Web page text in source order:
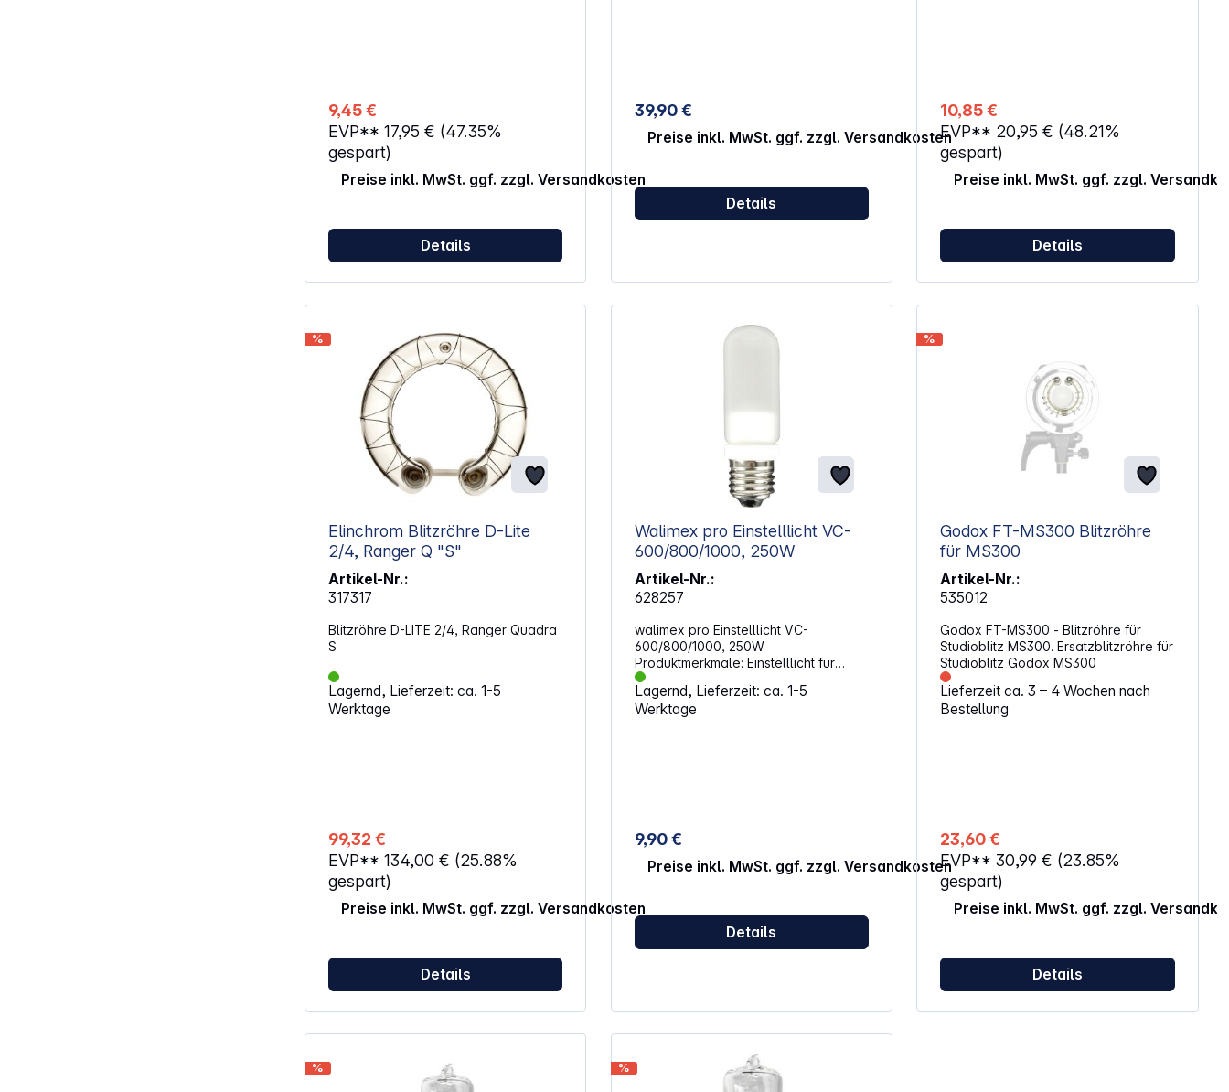
9,45 €
EVP** 17,95 € (47.35%
gespart)
Preise inkl. MwSt. ggf. zzgl. Versandkosten
Details
39,90 €
Preise inkl. MwSt. ggf. zzgl. Versandkosten
Details
Videoanwendungen und
professionelle Fotografie
Lichtlösungen, die durch ein robustes
stabiles Lampendesign,
hervorragende Farbwiedergabe und
Sicherheit aufweisen.
10,85 €
EVP** 20,95 € (48.21%
gespart)
Preise inkl. MwSt. ggf. zzgl.
Details
%
Elinchrom Blitzröhre D-Lite
2/4, Ranger Q "S"
Artikel-Nr.:
317317
Blitzröhre D-LITE 2/4, Ranger Quadra
S
Lagernd, Lieferzeit: ca. 1-5
Werktage
99,32 €
EVP** 134,00 € (25.88%
gespart)
Preise inkl. MwSt. ggf. zzgl. Versandkosten
Details
Walimex pro Einstelllicht VC-
600/800/1000, 250W
Artikel-Nr.:
628257
walimex pro Einstelllicht VC-
600/800/1000, 250W
Produktmerkmale: Einstelllicht für
walimex pro VC-600, VC-800, VC-
1000 und VC-600 PLUS
Leistungsaufnahme: 250W
Lagernd, Lieferzeit: ca. 1-5
Werktage
9,90 €
Preise inkl. MwSt. ggf. zzgl. Versandkosten
Details
%
Godox FT-MS300 Blitzröhre
für MS300
Artikel-Nr.:
535012
Godox FT-MS300 - Blitzröhre für
Studioblitz MS300. Ersatzblitzröhre für
Studioblitz Godox MS300
Lieferzeit ca. 3 – 4 Wochen nach
Bestellung
23,60 €
EVP**30,99 € (23.85%
gespart)
Preise inkl. MwSt. ggf. zzgl.
Details
% %